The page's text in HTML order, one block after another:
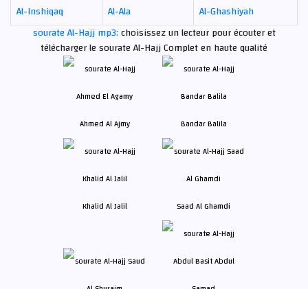
Al-Inshiqaq
Al-Ala
Al-Ghashiyah
sourate Al-Hajj mp3:choisissez un lecteur pour écouter et
télécharger le sourate Al-Hajj Complet en haute qualité
Ahmed Al Ajmy Bandar Balila
Khalid Al Jalil Saad Al Ghamdi